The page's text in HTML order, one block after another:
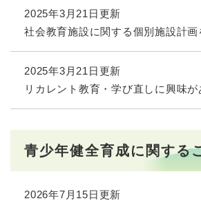
2025年3月21日更新
社会教育施設に関する個別施設計画
2025年3月21日更新
リカレント教育・学び直しに興味が
青少年健全育成に関する
2026年7月15日更新